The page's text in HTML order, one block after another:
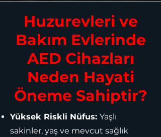
Huzurevleri ve
Bakım Evlerinde
AED Cihazları
Neden Hayati
Öneme Sahiptir?
Yüksek Riskli Nüfus: Yaşlı
sakinler, yaş ve mevcut sağlık